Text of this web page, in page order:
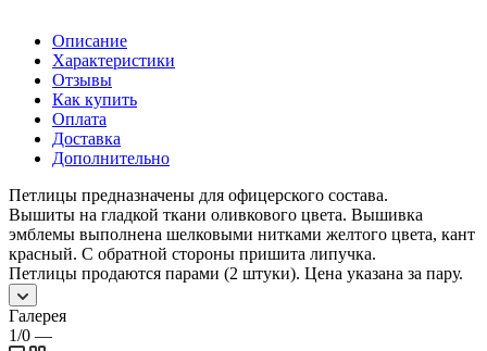
Описание
Характеристики
Отзывы
Как купить
Оплата
Доставка
Дополнительно
Петлицы предназначены для офицерского состава.
Вышиты на гладкой ткани оливкового цвета. Вышивка
эмблемы выполнена шелковыми нитками желтого цвета, кант
красный. С обратной стороны пришита липучка.
Петлицы продаются парами (2 штуки). Цена указана за пару.
Галерея
1/0 —